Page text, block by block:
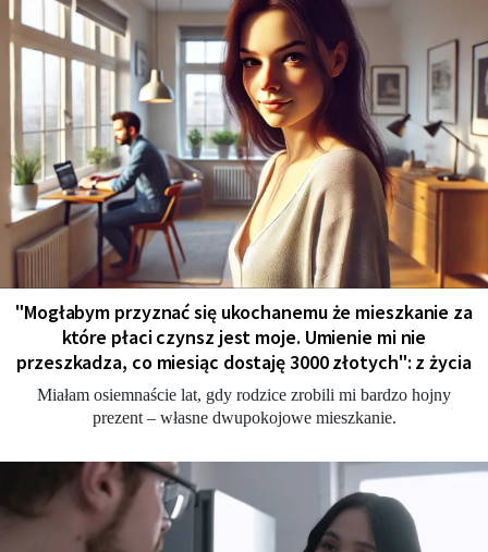
"Мogłabym przyznać się ukochanemu że mieszkanie za
które płaci czynsz jest moje. Umienie mi nie
przeszkadza, co miesiąc dostaję 3000 złotych": z życia
Miałam osiemnaście lat, gdy rodzice zrobili mi bardzo hojny
prezent – własne dwupokojowe mieszkanie.